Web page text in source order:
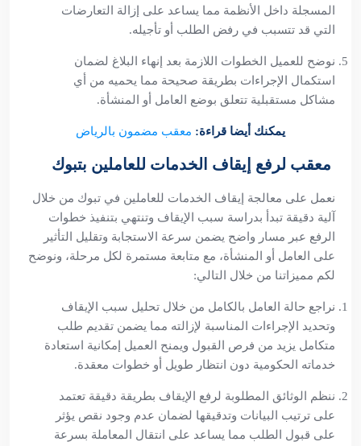
المسجلة داخل الأنظمة مما يساعد على إزالة التعارضات
التي قد تتسبب في رفض الطلب أو تأجيله.
نوضح للعميل الخطوات اللازمة بعد إنهاء البلاغ لضمان
استكمال الإجراءات بطريقة صحيحة مما يحميه من أي
مشاكل مستقبلية تتعلق بوضع العامل أو المنشأة.
يمكنك أيضا قراءة: معقب مضمون بالرياض
معقب لرفع إيقاف الخدمات للعاملين بتبوك
نعمل على معالجة إيقاف الخدمات للعاملين في تبوك من خلال
آلية دقيقة تبدأ بدراسة سبب الإيقاف وتنتهي بتنفيذ خطوات
الرفع عبر مسار واضح يضمن سرعة الاستجابة وتقليل التأثير
على العامل أو المنشأة، مع متابعة مستمرة لكل مرحلة، ونوضح
لكم مميزاتنا من خلال التالي:
نراجع حالة العامل بالكامل من خلال تحليل سبب الإيقاف
وتحديد الإجراءات المناسبة لإزالته مما يضمن تقديم طلب
متكامل يزيد من فرص القبول ويمنح العميل إمكانية استعادة
خدماته الحكومية دون انتظار طويل أو خطوات معقدة.
ننظم الوثائق المطلوبة لرفع الإيقاف بطريقة دقيقة تعتمد
على ترتيب البيانات وتدقيقها لضمان عدم وجود نقص يؤثر
على قبول الطلب مما يساعد على انتقال المعاملة بسرعة